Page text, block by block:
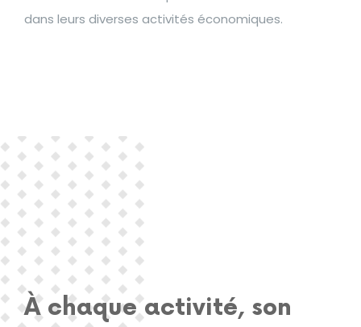
dans leurs diverses activités économiques.
À chaque activité, son